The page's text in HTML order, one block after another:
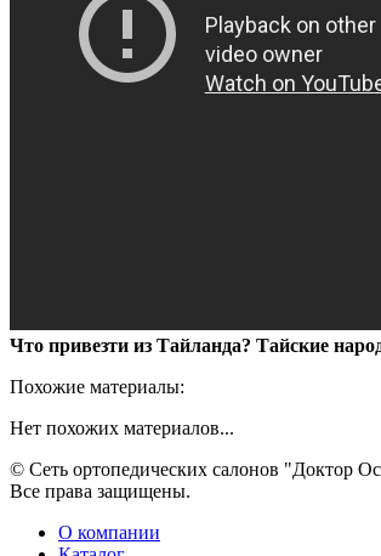
Что привезти из Тайланда? Тайские
Похожие материалы:
Нет похожих материалов...
© Сеть ортопедических салонов "Доктор
Все права защищены.
О компании